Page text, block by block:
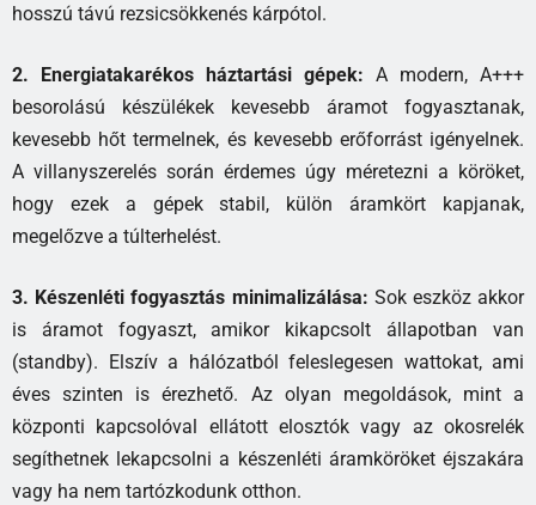
hosszú távú rezsicsökkenés kárpótol.
2. Energiatakarékos háztartási gépek: A modern, A+++
besorolású készülékek kevesebb áramot fogyasztanak,
kevesebb hőt termelnek, és kevesebb erőforrást igényelnek.
A villanyszerelés során érdemes úgy méretezni a köröket,
hogy ezek a gépek stabil, külön áramkört kapjanak,
megelőzve a túlterhelést.
3. Készenléti fogyasztás minimalizálása: Sok eszköz akkor
is áramot fogyaszt, amikor kikapcsolt állapotban van
(standby). Elszív a hálózatból feleslegesen wattokat, ami
éves szinten is érezhető. Az olyan megoldások, mint a
központi kapcsolóval ellátott elosztók vagy az okosrelék
segíthetnek lekapcsolni a készenléti áramköröket éjszakára
vagy ha nem tartózkodunk otthon.